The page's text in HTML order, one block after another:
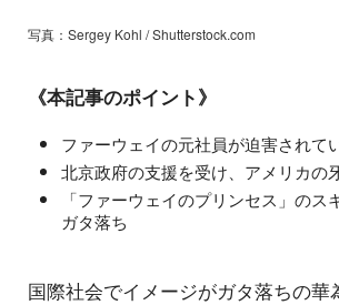
写真：Sergey Kohl / Shutterstock.com
《本記事のポイント》
ファーウェイの元社員が迫害されて
北京政府の支援を受け、アメリカの
「ファーウェイのプリンセス」のス
ガタ落ち
国際社会でイメージがガタ落ちの華